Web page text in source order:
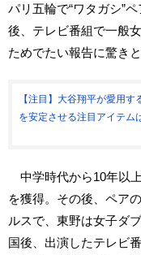
パリ五輪で“ワタガシ”
後、テレビ番組で一般
ためでたい報告に驚き
【注目】大谷翔平が愛用
を安定させる注目アイテム
中学時代から10年以
を獲得。その後、ペア
ルスで、東野は女子ダ
国後、出演したテレビ